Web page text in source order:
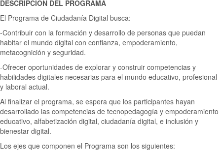
DESCRIPCIÓN DEL PROGRAMA
El Programa de Ciudadanía Digital busca:
-Contribuir con la formación y desarrollo de personas que puedan
habitar el mundo digital con confianza, empoderamiento,
metacognición y seguridad.
-Ofrecer oportunidades de explorar y construir competencias y
habilidades digitales necesarias para el mundo educativo, profesional
y laboral actual.
Al finalizar el programa, se espera que los participantes hayan
desarrollado las competencias de tecnopedagogía y empoderamiento
educativo, alfabetización digital, ciudadanía digital, e inclusión y
bienestar digital.
Los ejes que componen el Programa son los siguientes: